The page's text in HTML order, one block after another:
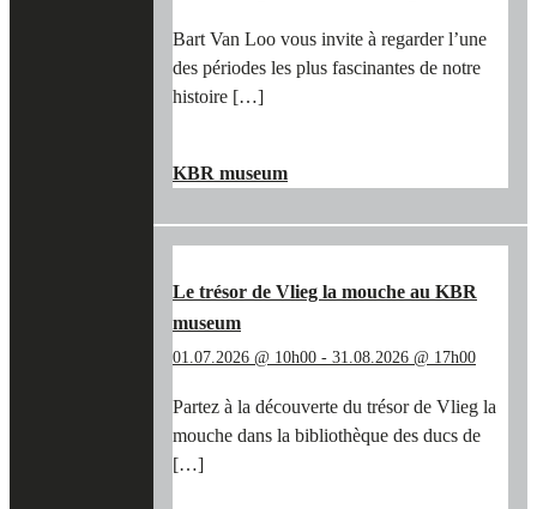
Bart Van Loo vous invite à regarder l’une
des périodes les plus fascinantes de notre
histoire […]
TRACES
LOO
TÉMÉRAIRES
KBR
MUSEUM"
KBR museum
Le trésor de Vlieg la mouche au KBR
museum
01.07.2026 @ 10h00 - 31.08.2026 @ 17h00
Partez à la découverte du trésor de Vlieg la
mouche dans la bibliothèque des ducs de
[…]